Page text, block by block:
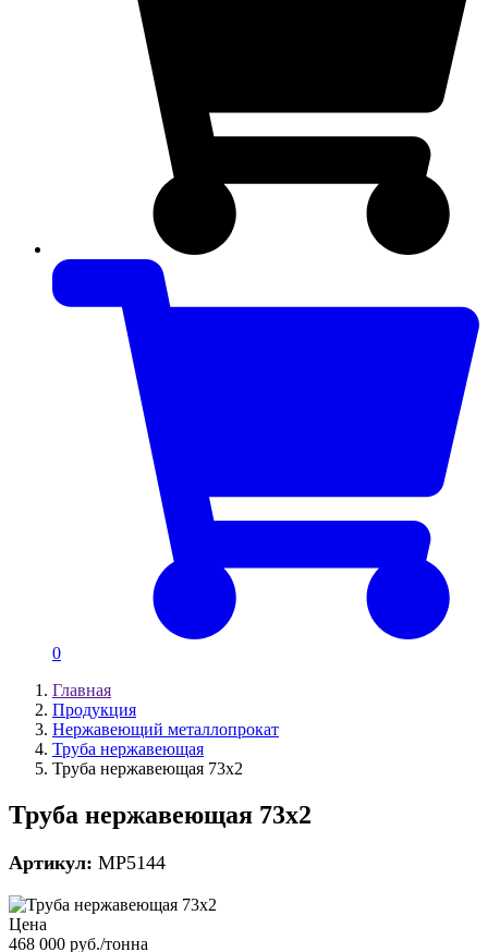
0
Главная
Продукция
Нержавеющий металлопрокат
Труба нержавеющая
Труба нержавеющая 73х2
Труба нержавеющая 73х2
Артикул: MP5144
Цена
468 000 руб./тонна